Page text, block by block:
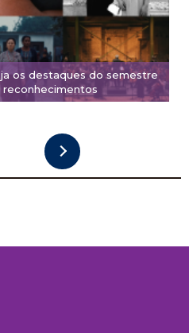
os destaques do semestre